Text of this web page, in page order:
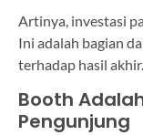
Artinya, investasi
Ini adalah bagian
terhadap hasil akhir.
Booth
Pengunjung